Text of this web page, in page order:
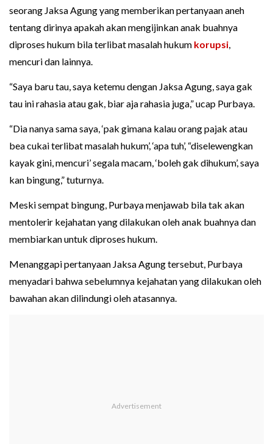
seorang Jaksa Agung yang memberikan pertanyaan aneh
tentang dirinya apakah akan mengijinkan anak buahnya
diproses hukum bila terlibat masalah hukum korupsi,
mencuri dan lainnya.
“Saya baru tau, saya ketemu dengan Jaksa Agung, saya gak
tau ini rahasia atau gak, biar aja rahasia juga,” ucap Purbaya.
“Dia nanya sama saya, ‘pak gimana kalau orang pajak atau
bea cukai terlibat masalah hukum’, ‘apa tuh’, “diselewengkan
kayak gini, mencuri’ segala macam, ‘boleh gak dihukum’, saya
kan bingung,” tuturnya.
Meski sempat bingung, Purbaya menjawab bila tak akan
mentolerir kejahatan yang dilakukan oleh anak buahnya dan
membiarkan untuk diproses hukum.
Menanggapi pertanyaan Jaksa Agung tersebut, Purbaya
menyadari bahwa sebelumnya kejahatan yang dilakukan oleh
bawahan akan dilindungi oleh atasannya.